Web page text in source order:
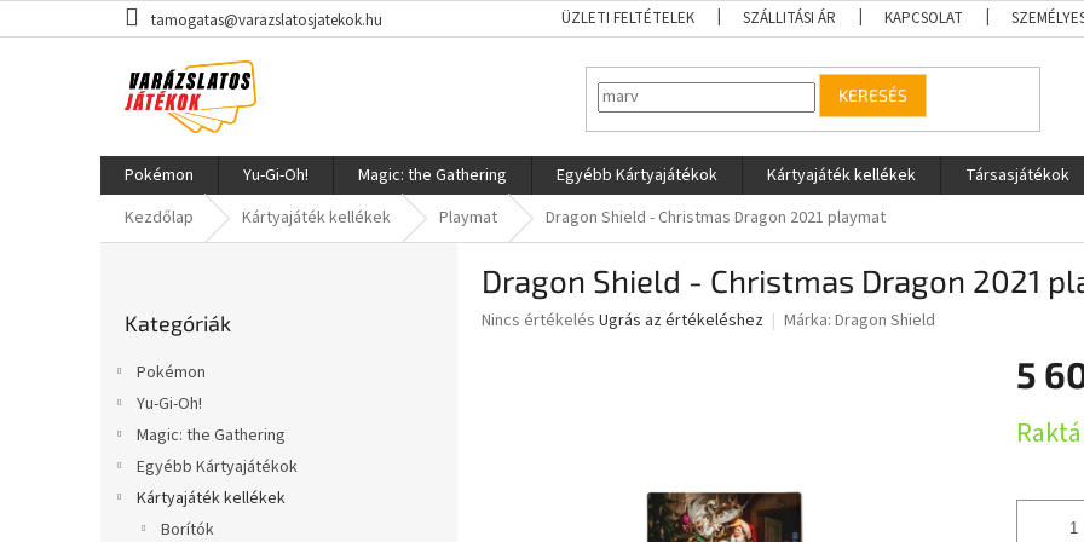
a
tamogatas@varazslatosjatekok.hu ÜZLETI FELTÉTELEK SZÁLLITÁSI ÁR KAPCSOLAT
KERESÉS
Pokémon Yu-Gi-Oh! Magic: the Gathering Egyébb Kártyajátékok Kártyajáték kellékek Társasjátékok
Kezdőlap
Kártyajáték kellékek Playmat Dragon Shield - Christmas Dragon 2021 playmat
átugrása
Kategóriák
Pokémon
Yu-Gi-Oh!
Magic: the Gathering
Egyébb Kártyajátékok
Kártyajáték kellékek
Borítók
Dragon Shield - Christmas Dragon 2021
A
Nincs értékelés Ugrás az értékeléshez Márka: Dragon Shield
5